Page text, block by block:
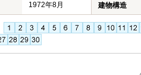
1972年8月 建物構造